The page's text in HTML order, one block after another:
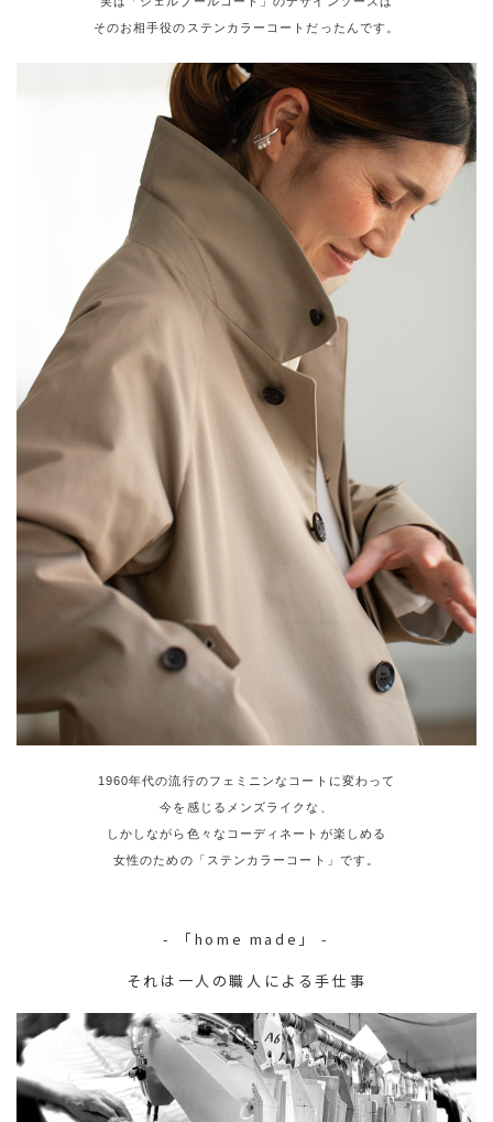
そのお相手役のステンカラーコートだったんです。
1960年代の流行のフェミニンなコートに変わって
今を感じるメンズライクな、
しかしながら色々なコーディネートが楽しめる
女性のための「ステンカラーコート」です。
- 「home made」 -
それは一人の職人による手仕事